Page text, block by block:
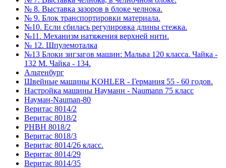
№ 8. Выставка зазоров в блоке челнока.
№ 9. Блок транспортировки материала.
№10. Если сбилась регулировка длины стежка.
№11. Механизм натяжения верхней нити.
№ 12. Шпулемоталка
№13 Блоки зигзагов машин: Мальва 120 класса. Чайка -
132 М. Чайка - 134.
Альтенбург
Швейные машины KOHLER - Германия 55 - 60 годов.
Настройка машины Науманн - Naumann 75 класс
Науман-Nauman-80
Веритас 8014/2
Веритас 8018/2
РНВН 8018/2
Веритас 8018/3
Веритас 8014/26 класс.
Веритас 8014/29
Веритас 8014/35